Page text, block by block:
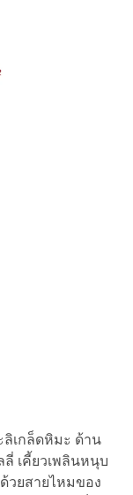
ลิเกล็ดหิมะ ด้าน
ลี่ เคี้ยวเพลินหนุบ
วยสายไหมของ